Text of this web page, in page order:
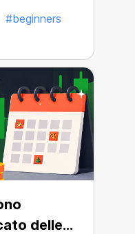
#beginners
delle